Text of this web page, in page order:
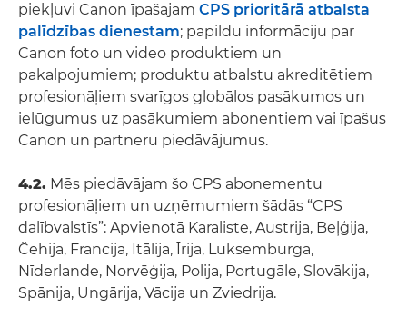
piekļuvi Canon īpašajam CPS prioritārā atbalsta
palīdzības dienestam; papildu informāciju par
Canon foto un video produktiem un
pakalpojumiem; produktu atbalstu akreditētiem
profesionāļiem svarīgos globālos pasākumos un
ielūgumus uz pasākumiem abonentiem vai īpašus
Canon un partneru piedāvājumus.
4.2. Mēs piedāvājam šo CPS abonementu
profesionāļiem un uzņēmumiem šādās “CPS
dalībvalstīs”: Apvienotā Karaliste, Austrija, Beļģija,
Čehija, Francija, Itālija, Īrija, Luksemburga,
Nīderlande, Norvēģija, Polija, Portugāle, Slovākija,
Spānija, Ungārija, Vācija un Zviedrija.